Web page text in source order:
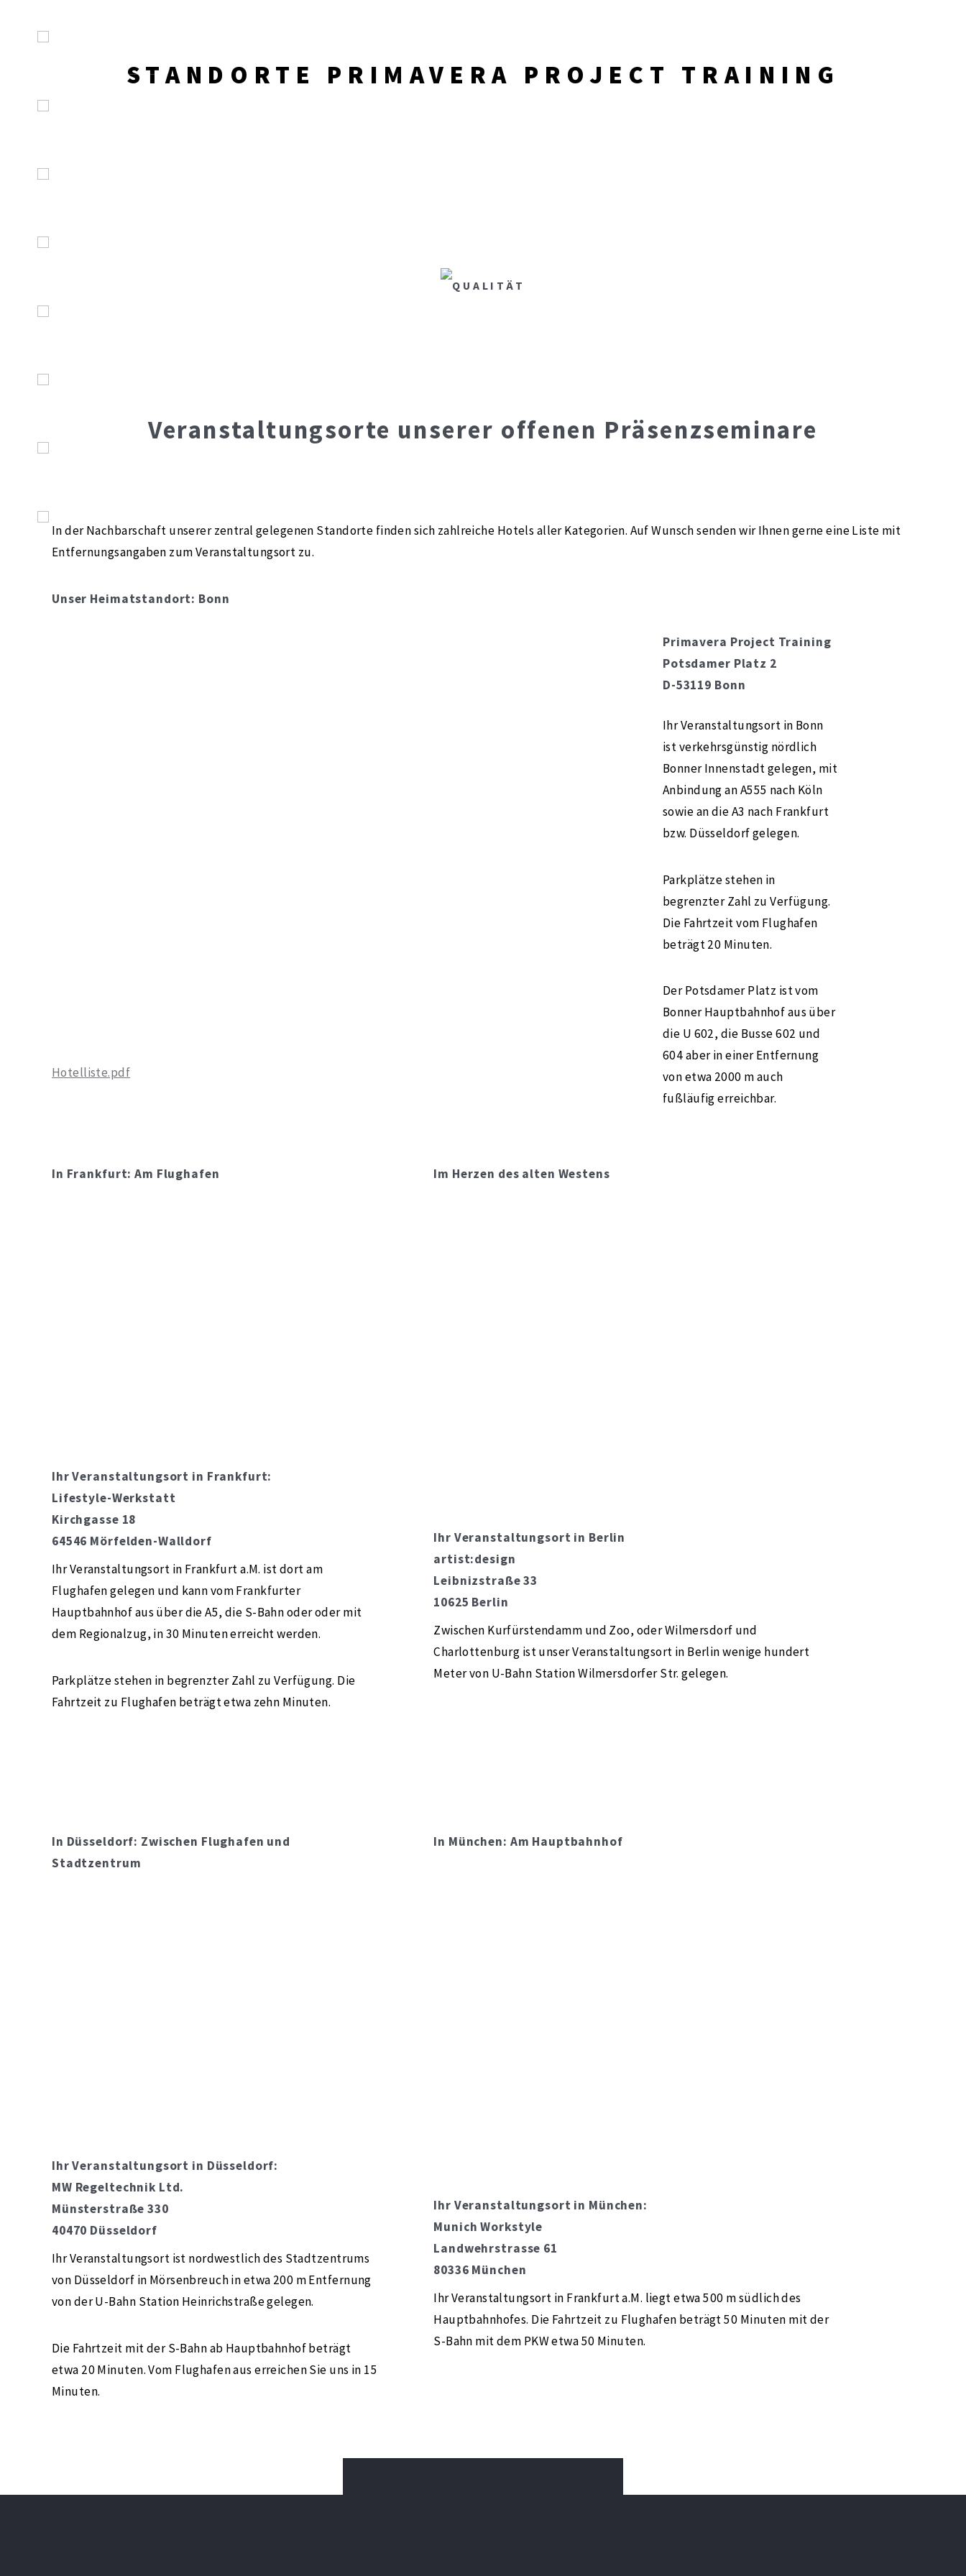
STANDORTE PRIMAVERA PROJECT TRAINING
Veranstaltungsorte unserer offenen Präsenzseminare
In der Nachbarschaft unserer zentral gelegenen Standorte finden sich zahlreiche Hotels aller Kategorien. Auf Wunsch senden wir Ihnen gerne eine Liste mit
Entfernungsangaben zum Veranstaltungsort zu.
Unser Heimatstandort: Bonn
Hotelliste.pdf
Primavera Project Training
Potsdamer Platz 2
D-53119 Bonn
Ihr Veranstaltungsort in Bonn
ist verkehrsgünstig nördlich
Bonner Innenstadt gelegen, mit
Anbindung an A555 nach Köln
sowie an die A3 nach Frankfurt
bzw. Düsseldorf gelegen.
Parkplätze stehen in
begrenzter Zahl zu Verfügung.
Die Fahrtzeit vom Flughafen
beträgt 20 Minuten.
Der Potsdamer Platz ist vom
Bonner Hauptbahnhof aus über
die U 602, die Busse 602 und
604 aber in einer Entfernung
von etwa 2000 m auch
fußläufig erreichbar.
In Frankfurt: Am Flughafen
Ihr Veranstaltungsort in Frankfurt:
Lifestyle-Werkstatt
Kirchgasse 18
64546 Mörfelden-Walldorf
Ihr Veranstaltungsort in Frankfurt a.M. ist dort am
Flughafen gelegen und kann vom Frankfurter
Hauptbahnhof aus über die A5, die S-Bahn oder oder mit
dem Regionalzug, in 30 Minuten erreicht werden.
Parkplätze stehen in begrenzter Zahl zu Verfügung. Die
Fahrtzeit zu Flughafen beträgt etwa zehn Minuten.
Im Herzen des alten Westens
Ihr Veranstaltungsort in Berlin
artist:design
Leibnizstraße 33
10625 Berlin
Zwischen Kurfürstendamm und Zoo, oder Wilmersdorf und
Charlottenburg ist unser Veranstaltungsort in Berlin wenige hundert
Meter von U-Bahn Station Wilmersdorfer Str. gelegen.
In Düsseldorf: Zwischen Flughafen und
Stadtzentrum
Ihr Veranstaltungsort in Düsseldorf:
MW Regeltechnik Ltd.
Münsterstraße 330
40470 Düsseldorf
Ihr Veranstaltungsort ist nordwestlich des Stadtzentrums
von Düsseldorf in Mörsenbreuch in etwa 200 m Entfernung
von der U-Bahn Station Heinrichstraße gelegen.
Die Fahrtzeit mit der S-Bahn ab Hauptbahnhof beträgt
etwa 20 Minuten. Vom Flughafen aus erreichen Sie uns in 15
Minuten.
In München: Am Hauptbahnhof
Ihr Veranstaltungsort in München:
Munich Workstyle
Landwehrstrasse 61
80336 München
Ihr Veranstaltungsort in Frankfurt a.M. liegt etwa 500 m südlich des
Hauptbahnhofes. Die Fahrtzeit zu Flughafen beträgt 50 Minuten mit der
S-Bahn mit dem PKW etwa 50 Minuten.